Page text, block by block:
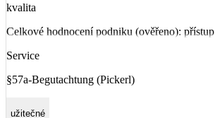
kvalita
Celkové hodnocení podniku (ověřeno): přístup
Service
§57a-Begutachtung (Pickerl)
užitečné